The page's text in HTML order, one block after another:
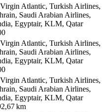
Atlantic, Turkish Airlines,
Saudi Arabian Airlines,
Egyptair, KLM, Qatar
Atlantic, Turkish Airlines,
Saudi Arabian Airlines,
Egyptair, KLM, Qatar
Atlantic, Turkish Airlines,
Saudi Arabian Airlines,
Egyptair, KLM, Qatar
km